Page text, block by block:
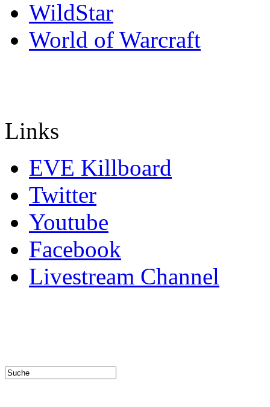
WildStar
World of Warcraft
Links
EVE Killboard
Twitter
Youtube
Facebook
Livestream Channel